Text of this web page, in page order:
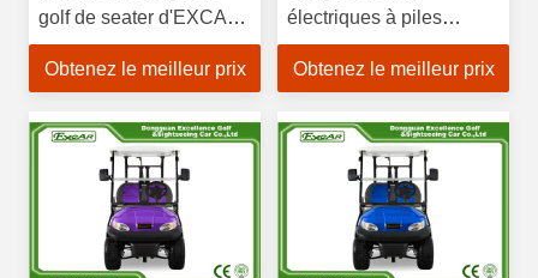
golf de seater d'EXCAR
2 mini/contrôleur Trojan
électriques de Curtis
Obtenez le meilleur prix
électriques à piles
Trojan de Seater
Obtenez le meilleur prix